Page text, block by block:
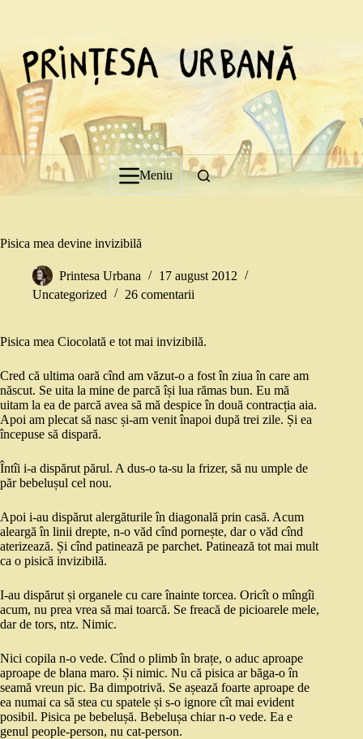
Meniu
Pisica mea devine invizibilă
Printesa Urbana
17 august 2012
Uncategorized
26 comentarii
Pisica mea Ciocolată e tot mai invizibilă.
Cred că ultima oară cînd am văzut-o a fost în ziua în care am
născut. Se uita la mine de parcă își lua rămas bun. Eu mă
uitam la ea de parcă avea să mă despice în două contracția aia.
Apoi am plecat să nasc și-am venit înapoi după trei zile. Și ea
începuse să dispară.
Întîi i-a dispărut părul. A dus-o ta-su la frizer, să nu umple de
păr bebelușul cel nou.
Apoi i-au dispărut alergăturile în diagonală prin casă. Acum
aleargă în linii drepte, n-o văd cînd pornește, dar o văd cînd
aterizează. Și cînd patinează pe parchet. Patinează tot mai mult
ca o pisică invizibilă.
I-au dispărut și organele cu care înainte torcea. Oricît o mîngîi
acum, nu prea vrea să mai toarcă. Se freacă de picioarele mele,
dar de tors, ntz. Nimic.
Nici copila n-o vede. Cînd o plimb în brațe, o aduc aproape
aproape de blana maro. Și nimic. Nu că pisica ar băga-o în
seamă vreun pic. Ba dimpotrivă. Se așează foarte aproape de
ea numai ca să stea cu spatele și s-o ignore cît mai evident
posibil. Pisica pe bebelușă. Bebelușa chiar n-o vede. Ea e
genul people-person, nu cat-person.